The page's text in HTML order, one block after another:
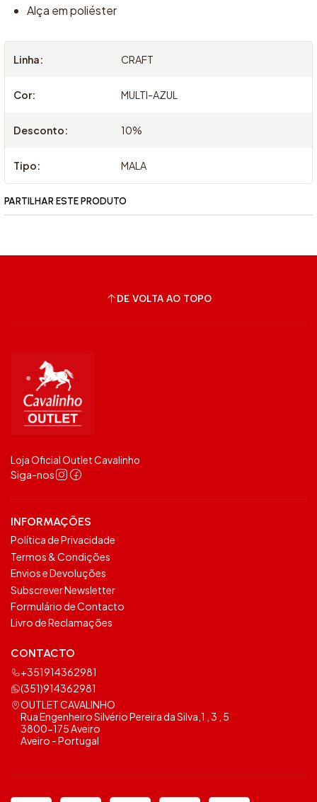
Alça em poliéster
Linha: CRAFT
Cor: MULTI-AZUL
Desconto: 10%
Tipo: MALA
PARTILHAR ESTE PRODUTO
DE VOLTA AO TOPO
Loja Oficial Outlet Cavalinho
Siga-nos
INFORMAÇÕES
Política de Privacidade
Termos & Condições
Envios e Devoluções
Subscrever Newsletter
Formulário de Contacto
Livro de Reclamações
CONTACTO
+351914362981
(351)914362981
OUTLET CAVALINHO
Rua Engenheiro Silvério Pereira da Silva,1 , 3 , 5
3800-175 Aveiro
Aveiro - Portugal